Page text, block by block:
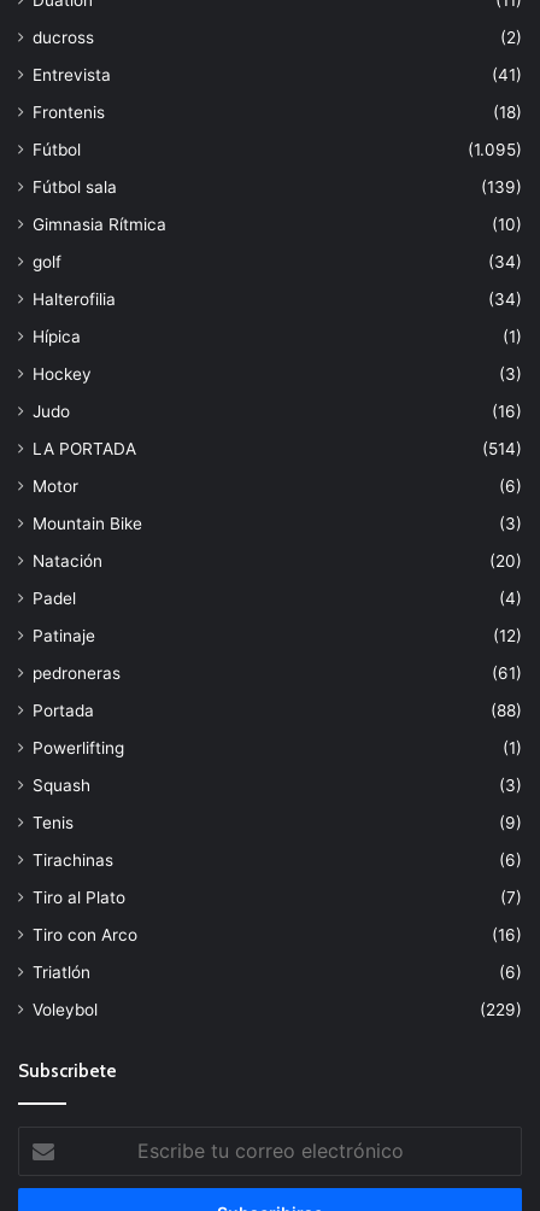
ducross
(2)
Entrevista
(41)
Frontenis
(18)
Fútbol
(1.095)
Fútbol sala
(139)
Gimnasia Rítmica
(10)
golf
(34)
Halterofilia
(34)
Hípica
(1)
Hockey
(3)
Judo
(16)
LA PORTADA
(514)
Motor
(6)
Mountain Bike
(3)
Natación
(20)
Padel
(4)
Patinaje
(12)
pedroneras
(61)
Portada
(88)
Powerlifting
(1)
Squash
(3)
Tenis
(9)
Tirachinas
(6)
Tiro al Plato
(7)
Tiro con Arco
(16)
Triatlón
(6)
Voleybol
(229)
Subscribete
tu
correo